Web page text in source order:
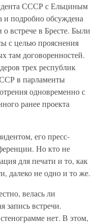
СССР с Ельциным
подробно обсуждена
встрече в Бресте. Были
с целью прояснения
там договоренностей.
трех республик
в парламенты
одновременно с
ранее проекта
его пресс-
Но кто не
для печати и то, как
далеко не одно и то же.
велась ли
запись встречи.
нет. В этом,